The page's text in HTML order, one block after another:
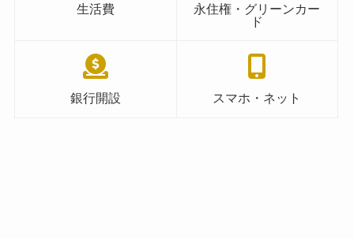
生活費
永住権・グリーンカー
ド
銀行開設 スマホ・ネット